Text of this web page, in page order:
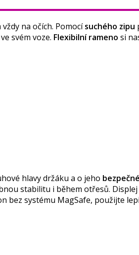
na očích. Pomocísuchého zipu
svém voze. Flexibilní rameno si
hlavy držáku a o jeho
stabilitu i během otřesů. Displej
bez systému MagSafe, použijte